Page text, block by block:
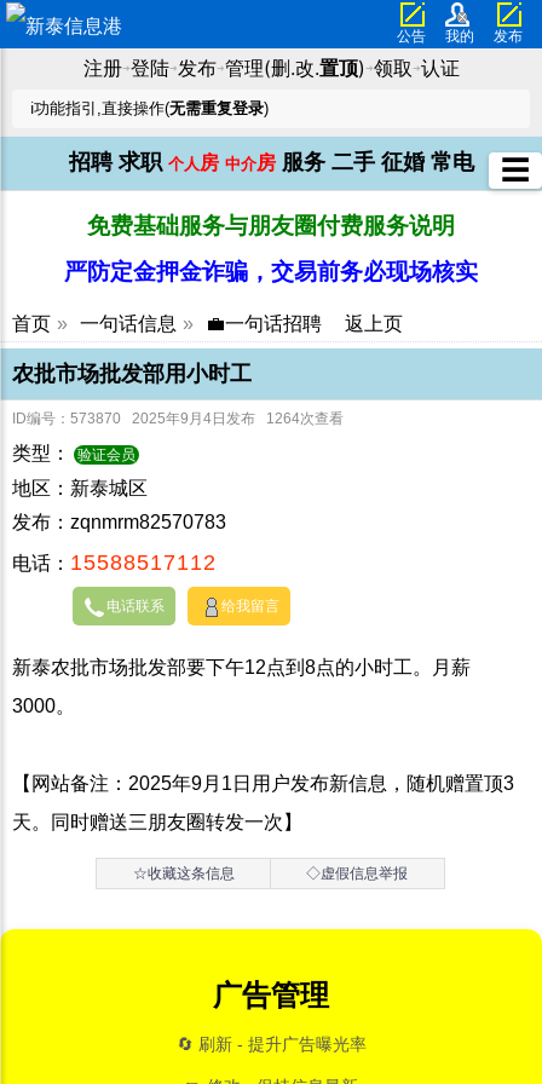
公告 我的 发布
注册➜登陆➜发布➜管理(删.改.置顶) ➜领取 ➜认证
ℹ️功能指引,直接操作(无需重复登录)
招聘 求职 个人 房 中介房 服务 二手 征婚 常电
免费基础服务与朋友圈付费服务说明
严防定金押金诈骗，交易前务必现场核实
首页 » 一句话信息 » 💼一句话招聘 返上页
农批市场批发部用小时工
ID编号：573870 2025年9月4日发布 1264次查看
类型： 验证会员
地区：新泰城区
发布：zqnmrm82570783
电话： 15588517112
电话联系 给我留言
新泰农批市场批发部要下午12点到8点的小时工。月薪
3000。
【网站备注：2025年9月1日用户发布新信息，随机赠置顶3
天。同时赠送三朋友圈转发一次】
☆收藏这条信息 ◇虚假信息举报
广告管理
🔄 刷新 - 提升广告曝光率
☰